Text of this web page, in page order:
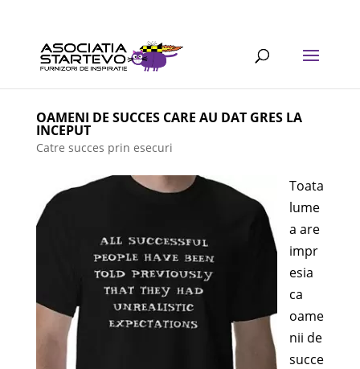
OAMENI DE SUCCES CARE AU DAT GRES LA
INCEPUT
Catre succes prin esecuri
Toata
lume
a are
impr
esia
ca
oame
nii de
succe